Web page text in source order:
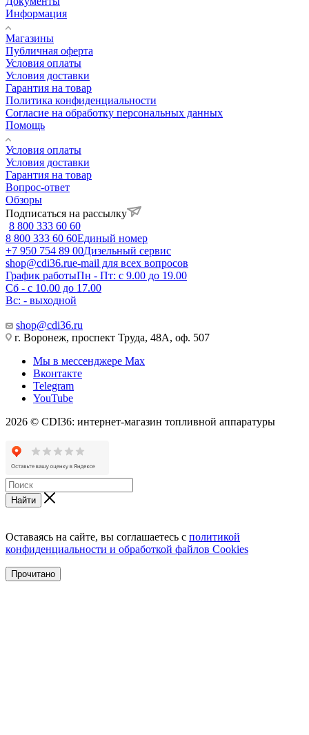
Информация
Магазины
Публичная оферта
Условия оплаты
Условия доставки
Гарантия на товар
Политика конфиденциальности
Согласие на обработку персональных данных
Помощь
Условия оплаты
Условия доставки
Гарантия на товар
Вопрос-ответ
Обзоры
Подписаться на рассылку
8 800 333 60 60
8 800 333 60 60Единый номер
+7 950 754 89 00Дизельный сервис
shop@cdi36.rue-mail для всех вопросов
График работыПн - Пт: с 9.00 до 19.00
Сб - с 10.00 до 17.00
Вс: - выходной
shop@cdi36.ru
г. Воронеж, проспект Труда, 48А, оф. 507
Мы в мессенджере Max
Вконтакте
Telegram
YouTube
2026 © CDI36: интернет-магазин топливной аппаратуры
Найти
Оставаясь на сайте, вы соглашаетесь с политикой
конфиденциальности и обработкой файлов Cookies
Прочитано